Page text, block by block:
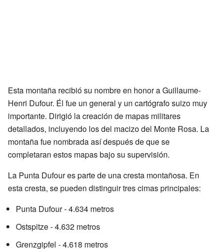
Esta montaña recibió su nombre en honor a Guillaume-
Henri Dufour. Él fue un general y un cartógrafo suizo muy
importante. Dirigió la creación de mapas militares
detallados, incluyendo los del macizo del Monte Rosa. La
montaña fue nombrada así después de que se
completaran estos mapas bajo su supervisión.
La Punta Dufour es parte de una cresta montañosa. En
esta cresta, se pueden distinguir tres cimas principales:
Punta Dufour - 4.634 metros
Ostspitze - 4.632 metros
Grenzgipfel - 4.618 metros